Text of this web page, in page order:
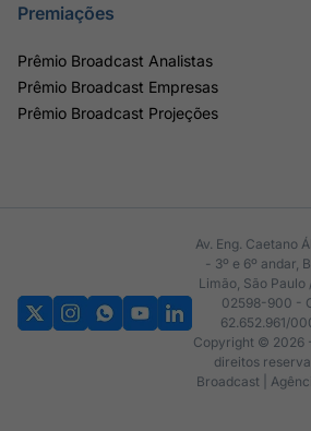
Premiações
Prêmio Broadcast Analistas
Prêmio Broadcast Empresas
Prêmio Broadcast Projeções
Av. Eng. Caetano
- 3º e 6º andar,
Limão, São Paulo
02598-900 -
62.652.961/
Copyright © 2026
direitos
Broadcast |